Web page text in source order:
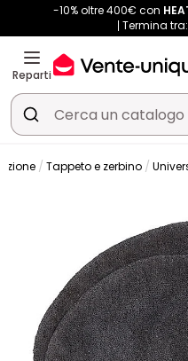
-10% oltre 400€ con
Termina tra:
Reparti
Tappeto e zerbino